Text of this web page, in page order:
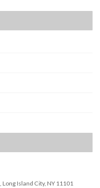
Island City, NY 11101